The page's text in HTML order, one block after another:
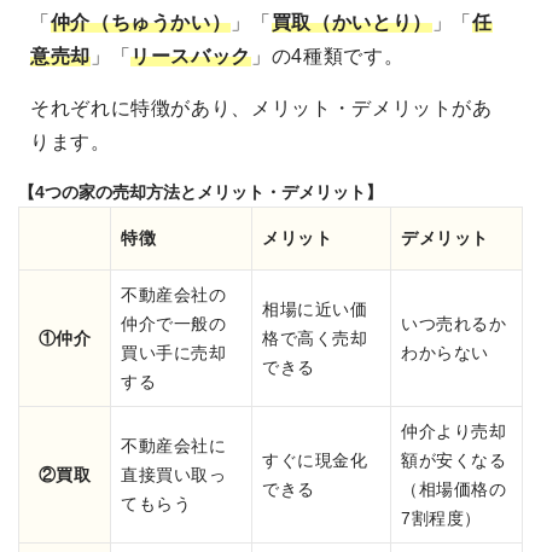
「 仲介（ちゅうかい） 」「 買取（かいとり）」「任
意売却」「リースバック 」の4種類です。
それぞれに特徴があり、メリット・デメリットがあ
ります。
【4つの家の売却方法とメリット・デメリット】
特徴 メリット デメリット
①仲介
不動産会社の
仲介で一般の
買い手に売却
する
相場に近い価
格で高く売却
できる
いつ売れるか
わからない
②買取
不動産会社に
直接買い取っ
てもらう
すぐに現金化
できる
仲介より売却
額が安くなる
（相場価格の
7割程度）